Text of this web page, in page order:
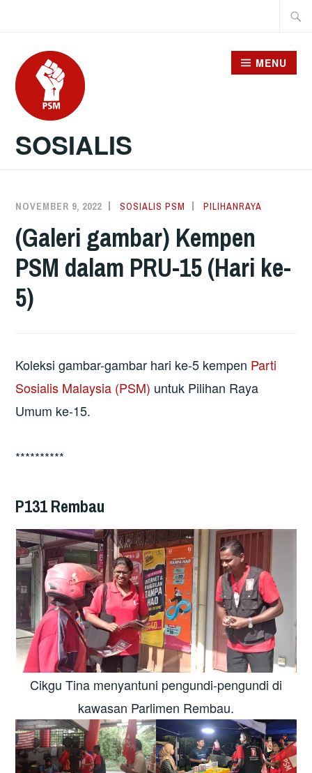
content
SOSIALIS
MENU
NOVEMBER 9, 2022 SOSIALIS PSM PILIHANRAYA
(Galeri gambar) Kempen
PSM dalam PRU-15 (Hari ke-
5)
Koleksi gambar-gambar hari ke-5 kempen Parti
Sosialis Malaysia (PSM) untuk Pilihan Raya
Umum ke-15.
**********
P131 Rembau
Cikgu Tina menyantuni pengundi-pengundi di
kawasan Parlimen Rembau.